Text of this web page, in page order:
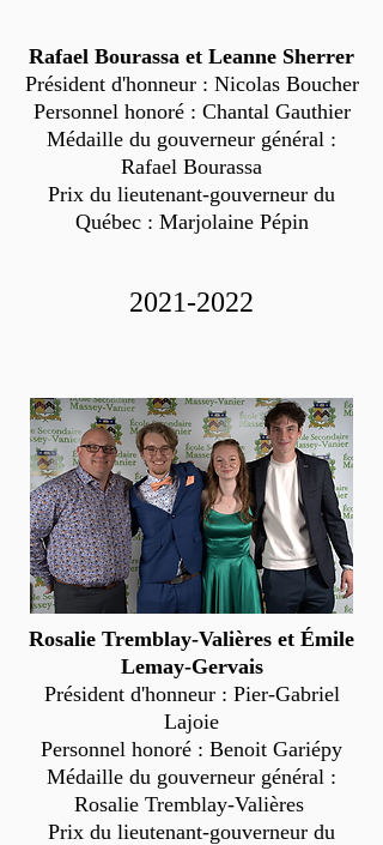
Rafael Bourassa et Leanne Sherrer
Président d'honneur : Nicolas Boucher
Personnel honoré : Chantal Gauthier
Médaille du gouverneur général :
Rafael Bourassa
Prix du lieutenant-gouverneur du
Québec : Marjolaine Pépin
2021-2022
Rosalie Tremblay-Valières et Émile
Lemay-Gervais
Président d'honneur : Pier-Gabriel
Lajoie
Personnel honoré : Benoit Gariépy
Médaille du gouverneur général :
Rosalie Tremblay-Valières
Prix du lieutenant-gouverneur du